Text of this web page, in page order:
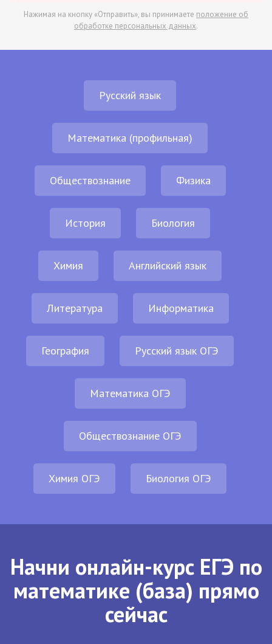
Нажимая на кнопку «Отправить», вы принимаете положение об
обработке персональных данных.
Русский язык
Математика (профильная)
Обществознание Физика
История Биология
Химия Английский язык
Литература Информатика
География Русский язык ОГЭ
Математика ОГЭ
Обществознание ОГЭ
Химия ОГЭ Биология ОГЭ
Начни онлайн-курс ЕГЭ по
математике (база) прямо
сейчас